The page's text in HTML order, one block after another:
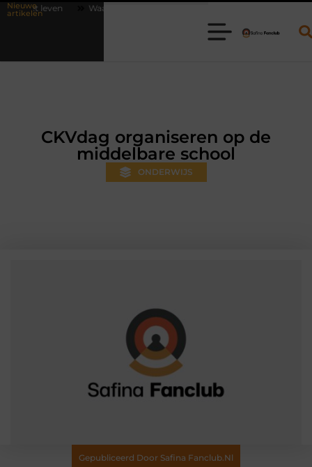
Nieuwe
artikelen
Waarom online vlees bestellen steeds gewoner wordt
CKVdag organiseren op de
middelbare school
ONDERWIJS
Gepubliceerd Door Safina Fanclub.nl